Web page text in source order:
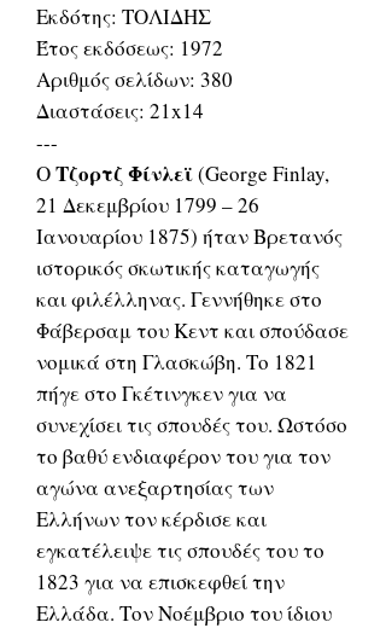
Εκδότης: ΤΟΛΙΔΗΣ
Έτος εκδόσεως: 1972
Αριθμός σελίδων: 380
Διαστάσεις: 21x14
---
ΟΤζορτζ Φίνλεϊ(George Finlay,
21 Δεκεμβρίου 1799 – 26
Ιανουαρίου 1875) ήταν Βρετανός
ιστορικός σκωτικής καταγωγής
και φιλέλληνας. Γεννήθηκε στο
Φάβερσαμ του Κεντ και σπούδασε
νομικά στη Γλασκώβη. Το 1821
πήγε στο Γκέτινγκεν για να
συνεχίσει τις σπουδές του. Ωστόσο
το βαθύ ενδιαφέρον του για τον
αγώνα ανεξαρτησίας των
Ελλήνων τον κέρδισε και
εγκατέλειψε τις σπουδές του το
1823 για να επισκεφθεί την
Ελλάδα. Τον Νοέμβριο του ίδιου